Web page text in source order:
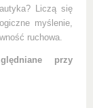
Liczą się
myślenie,
ruchowa.
przy